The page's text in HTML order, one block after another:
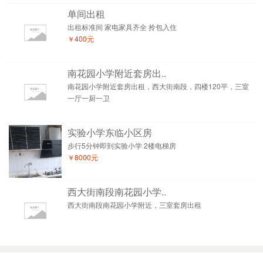
单间出租
出租标准间 家电家具齐全 拎包入住
￥400元
南花园小学附近套房出..
南花园小学附近套房出租，西大街南段，四楼120平，三室
一厅一厨一卫
实验小学东临小区房
步行5分钟即到实验小学 2楼电梯房
￥8000元
西大街南段南花园小学..
西大街南段南花园小学附近，三室套房出租